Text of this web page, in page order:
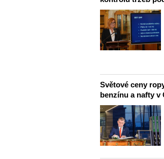
Světové ceny
benzínu a nafty v